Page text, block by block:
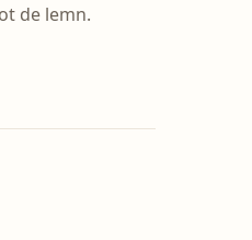
de lemn.